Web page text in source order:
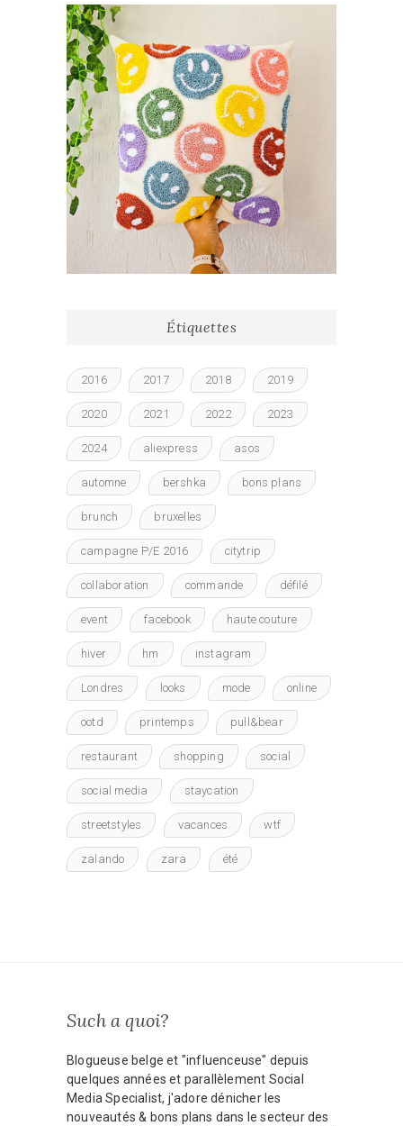
Étiquettes
2016 2017 2018 2019
2020 2021 2022 2023
2024 aliexpress asos
automne bershka bons plans
brunch bruxelles
campagne P/E 2016 citytrip
collaboration commande défilé
event facebook haute couture
hiver hm instagram
Londres looks mode online
ootd printemps pull&bear
restaurant shopping social
social media staycation
streetstyles vacances wtf
zalando zara été
Such a quoi?
Blogueuse belge et "influenceuse" depuis
quelques années et parallèlement Social
Media Specialist, j'adore dénicher les
nouveautés & bons plans dans le secteur des